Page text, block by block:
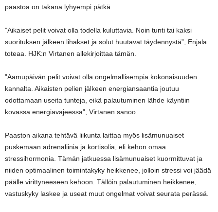
paastoa on takana lyhyempi pätkä.
”Aikaiset pelit voivat olla todella kuluttavia. Noin tunti tai kaksi
suorituksen jälkeen lihakset ja solut huutavat täydennystä”, Enjala
toteaa. HJK:n Virtanen allekirjoittaa tämän.
”Aamupäivän pelit voivat olla ongelmallisempia kokonaisuuden
kannalta. Aikaisten pelien jälkeen energiansaantia joutuu
odottamaan useita tunteja, eikä palautuminen lähde käyntiin
kovassa energiavajeessa”, Virtanen sanoo.
Paaston aikana tehtävä liikunta laittaa myös lisämunuaiset
puskemaan adrenaliinia ja kortisolia, eli kehon omaa
stressihormonia. Tämän jatkuessa lisämunuaiset kuormittuvat ja
niiden optimaalinen toimintakyky heikkenee, jolloin stressi voi jäädä
päälle virittyneeseen kehoon. Tällöin palautuminen heikkenee,
vastuskyky laskee ja useat muut ongelmat voivat seurata perässä.